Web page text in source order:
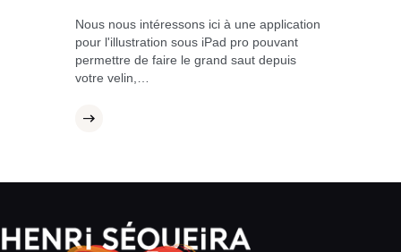
Nous nous intéressons ici à une application
pour l'illustration sous iPad pro pouvant
permettre de faire le grand saut depuis
votre velin,…